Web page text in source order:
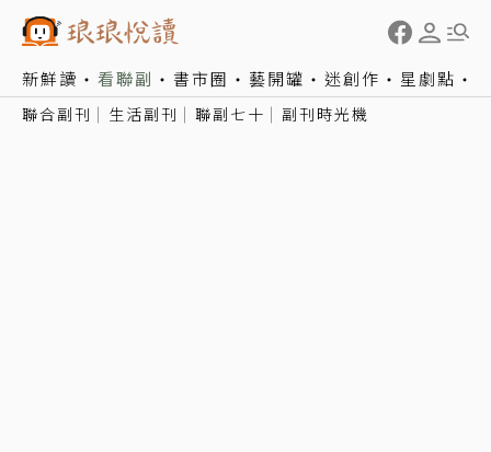
新鮮讀 看聯副 書市圈 藝開罐 迷創作 星劇點
聯合副刊 生活副刊 聯副七十 副刊時光機